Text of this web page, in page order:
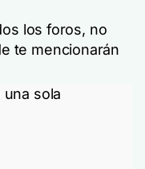
los foros, no
te mencionarán
sola